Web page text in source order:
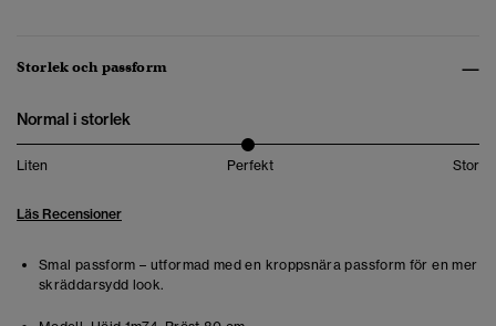
Storlek och passform
Normal i storlek
Liten Perfekt Stor
Läs Recensioner
Smal passform – utformad med en kroppsnära passform för en mer
skräddarsydd look.